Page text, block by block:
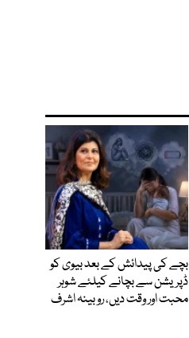
بچے کی پیدائش کے بعد بیوی کو
ڈپریشن سے بچانے کیلئے شوہر
محبت اور وقت دیں، روبینہ اشرف